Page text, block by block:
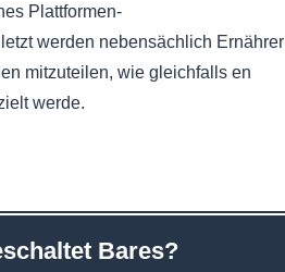
Plattformen-
werden nebensächlich Ernährer
mitzuteilen, wie gleichfalls en
werde.
Bares?